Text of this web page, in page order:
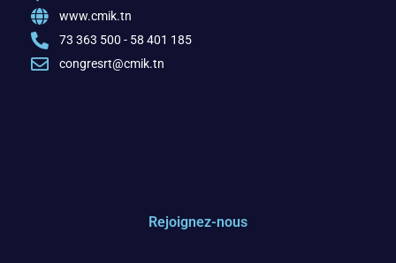
www.cmik.tn
73 363 500 - 58 401 185
congresrt@cmik.tn
Rejoignez-nous